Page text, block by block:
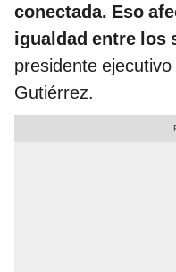
conectada. Eso
igualdad entre los
presidente ejecutivo
Gutiérrez.